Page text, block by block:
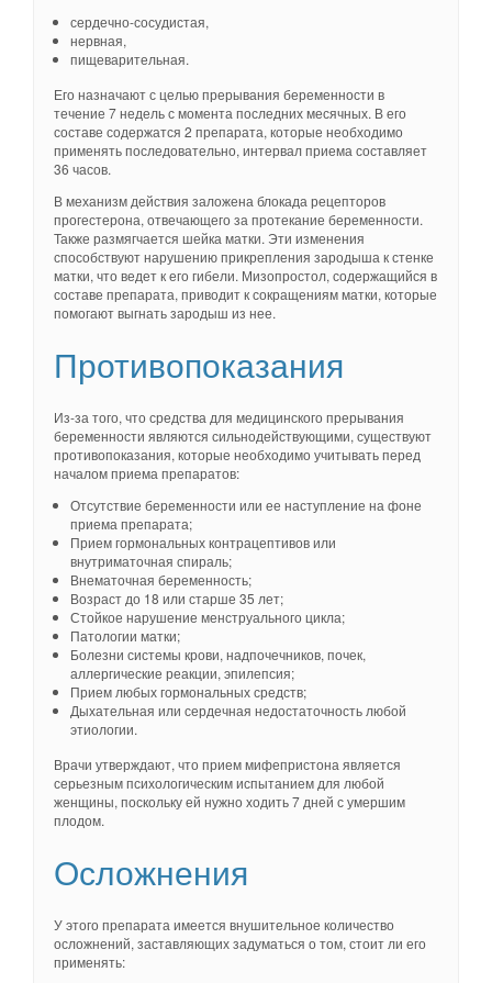
сердечно-сосудистая,
нервная,
пищеварительная.
Его назначают с целью прерывания беременности в
течение 7 недель с момента последних месячных. В его
составе содержатся 2 препарата, которые необходимо
применять последовательно, интервал приема составляет
36 часов.
В механизм действия заложена блокада рецепторов
прогестерона, отвечающего за протекание беременности.
Также размягчается шейка матки. Эти изменения
способствуют нарушению прикрепления зародыша к стенке
матки, что ведет к его гибели. Мизопростол, содержащийся в
составе препарата, приводит к сокращениям матки, которые
помогают выгнать зародыш из нее.
Противопоказания
Из-за того, что средства для медицинского прерывания
беременности являются сильнодействующими, существуют
противопоказания, которые необходимо учитывать перед
началом приема препаратов:
Отсутствие беременности или ее наступление на фоне
приема препарата;
Прием гормональных контрацептивов или
внутриматочная спираль;
Внематочная беременность;
Возраст до 18 или старше 35 лет;
Стойкое нарушение менструального цикла;
Патологии матки;
Болезни системы крови, надпочечников, почек,
аллергические реакции, эпилепсия;
Прием любых гормональных средств;
Дыхательная или сердечная недостаточность любой
этиологии.
Врачи утверждают, что прием мифепристона является
серьезным психологическим испытанием для любой
женщины, поскольку ей нужно ходить 7 дней с умершим
плодом.
Осложнения
У этого препарата имеется внушительное количество
осложнений, заставляющих задуматься о том, стоит ли его
применять: